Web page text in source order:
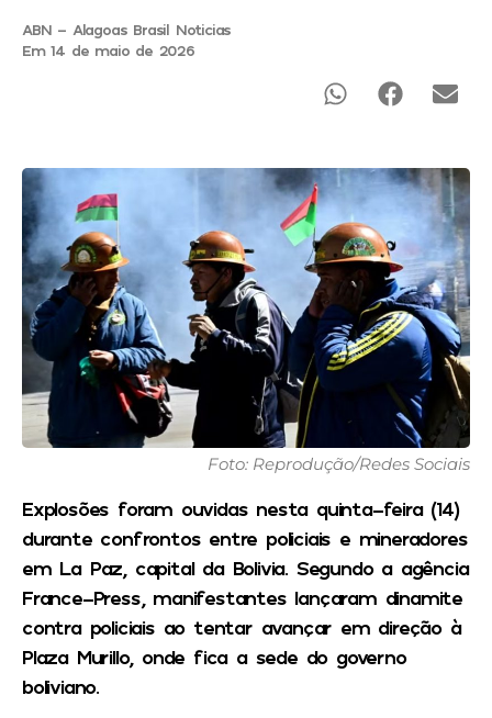
ABN - Alagoas Brasil Noticias
Em 14 de maio de 2026
Foto: Reprodução/Redes Sociais
Explosões foram ouvidas nesta quinta-feira (14)
durante confrontos entre policiais e mineradores
em La Paz, capital da Bolivia. Segundo a agência
France-Press, manifestantes lançaram dinamite
contra policiais ao tentar avançar em direção à
Plaza Murillo, onde fica a sede do governo
boliviano.